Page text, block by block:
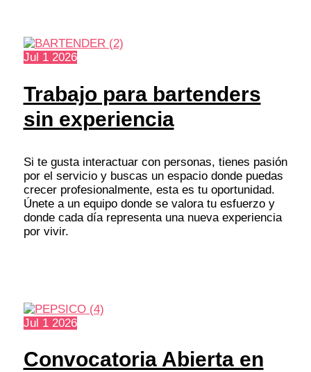
Jul 1 2026
Trabajo para bartenders
sin experiencia
Si te gusta interactuar con personas, tienes pasión
por el servicio y buscas un espacio donde puedas
crecer profesionalmente, esta es tu oportunidad.
Únete a un equipo donde se valora tu esfuerzo y
donde cada día representa una nueva experiencia
por vivir.
Jul 1 2026
Convocatoria Abierta en